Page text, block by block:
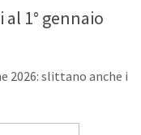
1° gennaio
2026: slittano anche i